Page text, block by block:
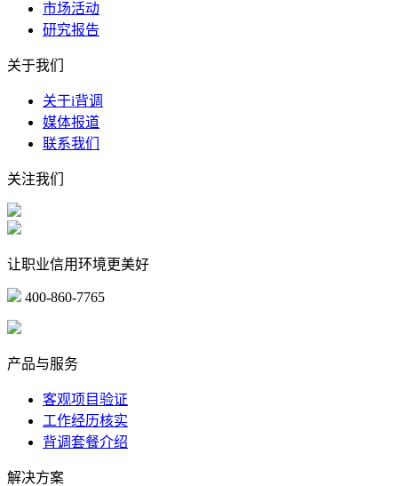
市场活动
研究报告
关于我们
关于i背调
媒体报道
联系我们
关注我们
让职业信用环境更美好
400-860-7765
产品与服务
客观项目验证
工作经历核实
背调套餐介绍
解决方案